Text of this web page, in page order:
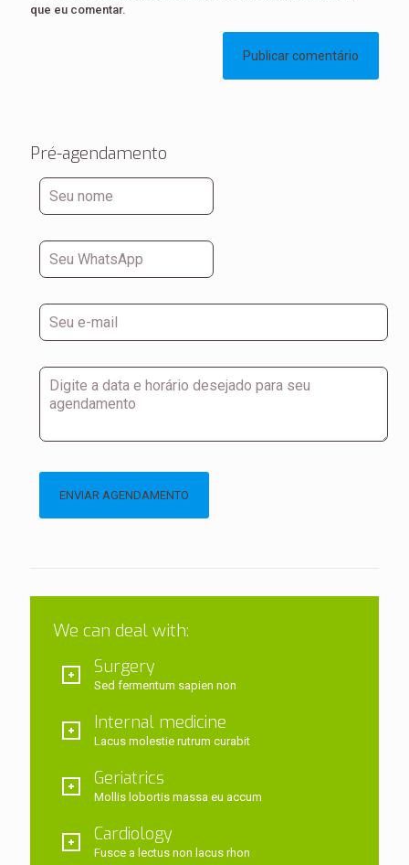
que eu comentar.
Pré-agendamento
We can deal with:
Surgery
Sed fermentum sapien non
Internal medicine
Lacus molestie rutrum curabit
Geriatrics
Mollis lobortis massa eu accum
Cardiology
Fusce a lectus non lacus rhon